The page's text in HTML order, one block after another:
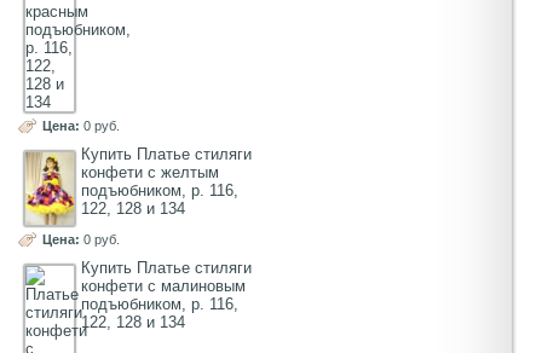
Цена: 0 руб.
Купить Платье стиляги
конфети с желтым
подъюбником, р. 116,
122, 128 и 134
Цена: 0 руб.
Купить Платье стиляги
конфети с малиновым
подъюбником, р. 116,
122, 128 и 134